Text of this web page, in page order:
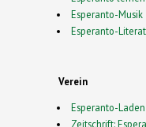
Esperanto-Musik
Esperanto-
Verein
Esperanto-
Zeitschrift: